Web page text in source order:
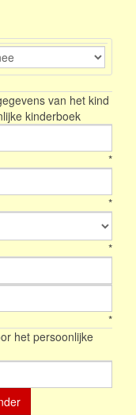
van het kind
kinderboek
*
*
*
*
het persoonlijke